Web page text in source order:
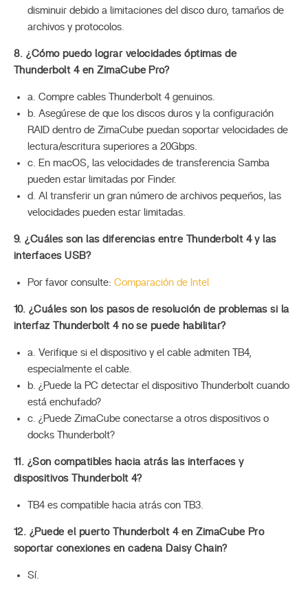
disminuir debido a limitaciones del disco duro, tamaños de
archivos y protocolos.
8. ¿Cómo puedo lograr velocidades óptimas de
Thunderbolt 4 en ZimaCube Pro?
a. Compre cables Thunderbolt 4 genuinos.
b. Asegúrese de que los discos duros y la configuración
RAID dentro de ZimaCube puedan soportar velocidades de
lectura/escritura superiores a 20Gbps.
c. En macOS, las velocidades de transferencia Samba
pueden estar limitadas por Finder.
d. Al transferir un gran número de archivos pequeños, las
velocidades pueden estar limitadas.
9. ¿Cuáles son las diferencias entre Thunderbolt 4 y las
interfaces USB?
Por favor consulte: Comparación de Intel
10. ¿Cuáles son los pasos de resolución de problemas si la
interfaz Thunderbolt 4 no se puede habilitar?
a. Verifique si el dispositivo y el cable admiten TB4,
especialmente el cable.
b. ¿Puede la PC detectar el dispositivo Thunderbolt cuando
está enchufado?
c. ¿Puede ZimaCube conectarse a otros dispositivos o
docks Thunderbolt?
11. ¿Son compatibles hacia atrás las interfaces y
dispositivos Thunderbolt 4?
TB4 es compatible hacia atrás con TB3.
12. ¿Puede el puerto Thunderbolt 4 en ZimaCube Pro
soportar conexiones en cadena Daisy Chain?
Sí.